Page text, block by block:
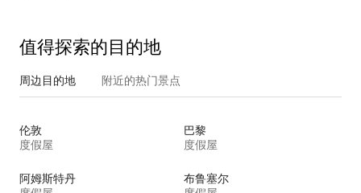
值得探索的目的地
周边目的地 附近的热门景点
伦敦
度假屋
巴黎
度假屋
阿姆斯特丹
布鲁塞尔